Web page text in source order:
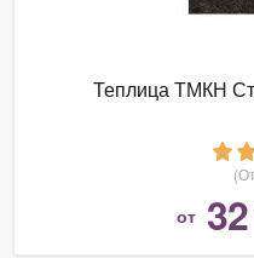
Теплица ТМКН
от